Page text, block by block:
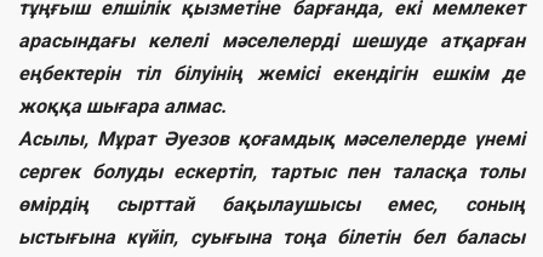
тұңғыш елшілік қызметіне барғанда, екі мемлекет
арасындағы келелі мәселелерді шешуде атқарған
еңбектерін тіл білуінің жемісі екендігін ешкім де
жоққа шығара алмас.
Асылы, Мұрат Әуезов қоғамдық мәселелерде үнемі
сергек болуды ескертіп, тартыс пен таласқа толы
өмірдің сырттай бақылаушысы емес, соның
ыстығына күйіп, суығына тоңа білетін бел баласы